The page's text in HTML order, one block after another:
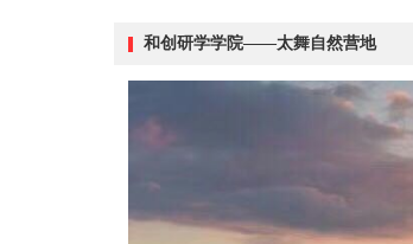
和创研学学院——太舞自然营地